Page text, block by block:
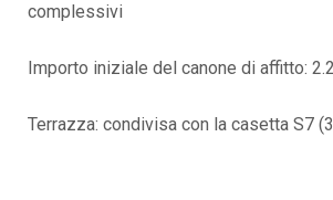
complessivi
Importo iniziale del canone di affitto:
Terrazza: condivisa con la casetta S7